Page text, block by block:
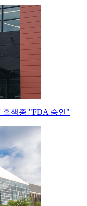
흑색종 "FDA 승인"